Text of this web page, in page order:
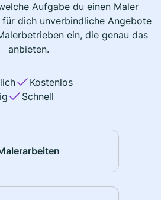
Aufgabe du einen Maler
dich unverbindliche Angebote
ein, die genau das
anbieten.
Kostenlos
Schnell